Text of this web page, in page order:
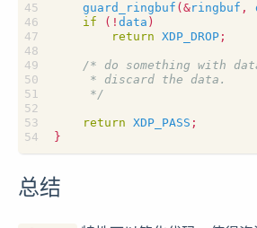
guard_ringbuf ( &ringbuf ,
if
( ! data )
return XDP_DROP ;
     */
return XDP_PASS ;
}
总结